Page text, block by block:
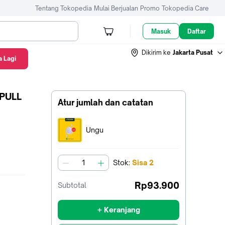
Tentang Tokopedia Mulai Berjualan Promo Tokopedia Care
Masuk Daftar
Dikirim ke Jakarta Pusat
Atur jumlah dan catatan
Terpilih:
Ungu
jumlah Stok: Sisa 2
Subtotal Rp93.900
+ Keranjang
Lagi